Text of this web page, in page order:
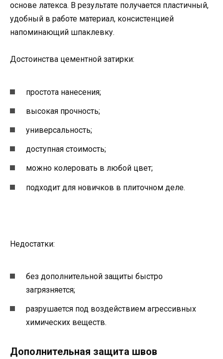
основе латекса. В результате получается пластичный,
удобный в работе материал, консистенцией
напоминающий шпаклевку.
Достоинства цементной затирки:
простота нанесения;
высокая прочность;
универсальность;
доступная стоимость;
можно колеровать в любой цвет;
подходит для новичков в плиточном деле.
Недостатки:
без дополнительной защиты быстро
загрязняется;
разрушается под воздействием агрессивных
химических веществ.
Дополнительная защита швов